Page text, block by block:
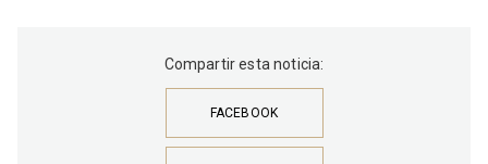
Compartir esta noticia:
FACEBOOK